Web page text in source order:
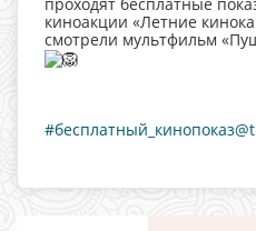
киноакции «Летние
смотрели мультфильм